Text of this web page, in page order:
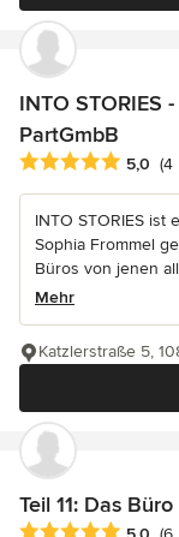
INTO STORIES
PartGmbB
Durchschnittliche
5,0 (4
INTO STORIES ist
Sophia Frommel
Büros von jenen
Mehr
Katzlerstraße 5,
Teil 11: Das